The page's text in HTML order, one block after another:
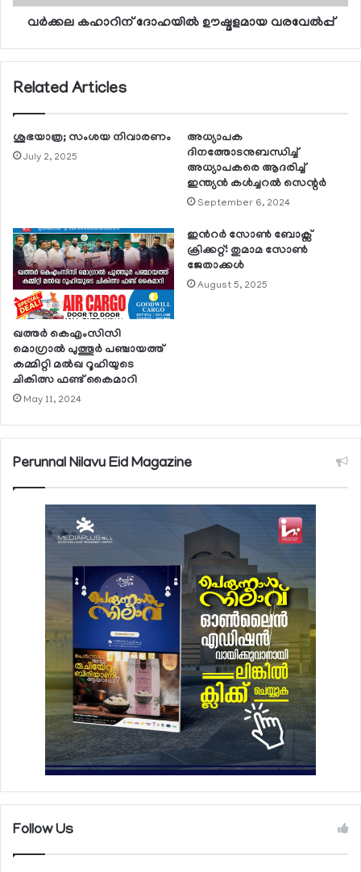
വര്‍ക്കല കഹാറിന് ദോഹയില്‍ ഊഷ്മളമായ വരവേല്‍പ്പ്
Related Articles
ശുഭയാത്ര; സംശയ നിവാരണം
July 2, 2025
അധ്യാപക
ദിനത്തോടനുബന്ധിച്ച്
അധ്യാപകരെ ആദരിച്ച്
ഇന്ത്യന്‍ കള്‍ച്ചറല്‍ സെന്റര്‍
September 6, 2024
ഖത്തര്‍ കെഎംസിസി
മൊഗ്രാല്‍ പുത്തൂര്‍ പഞ്ചായത്ത്
കമ്മിറ്റി മല്‍ഖ റൂഹിയുടെ
ചികിത്സ ഫണ്ട് കൈമാറി
May 11, 2024
ഇൻറർ സോൺ ബോക്സ്
ക്രിക്കറ്റ്: തുമാമ സോൺ
ജേതാക്കൾ
August 5, 2025
Perunnal Nilavu Eid Magazine
Follow Us